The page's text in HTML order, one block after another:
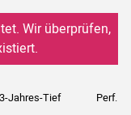
Wir überprüfen,
3-Jahres-Tief Perf. 5J